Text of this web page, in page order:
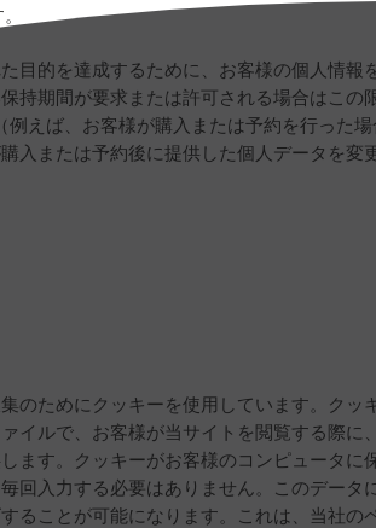
目的を達成するために、お客様の個人情報
持期間が要求または許可される場合はこの
えば、お客様が購入または予約を行った
入または予約後に提供した個人データを変
のためにクッキーを使用しています。クッ
イルで、お客様が当サイトを閲覧する際に
ます。クッキーがお客様のコンピュータに
回入力する必要はありません。このデータ
ることが可能になります。これは、当社の